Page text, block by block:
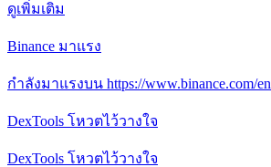
ดูเพิ่มเติม
Binance มาแรง
กําลังมาแรงบน https://www.binance.com/
DexTools โหวตไว้วางใจ
DexTools โหวตไว้วางใจ